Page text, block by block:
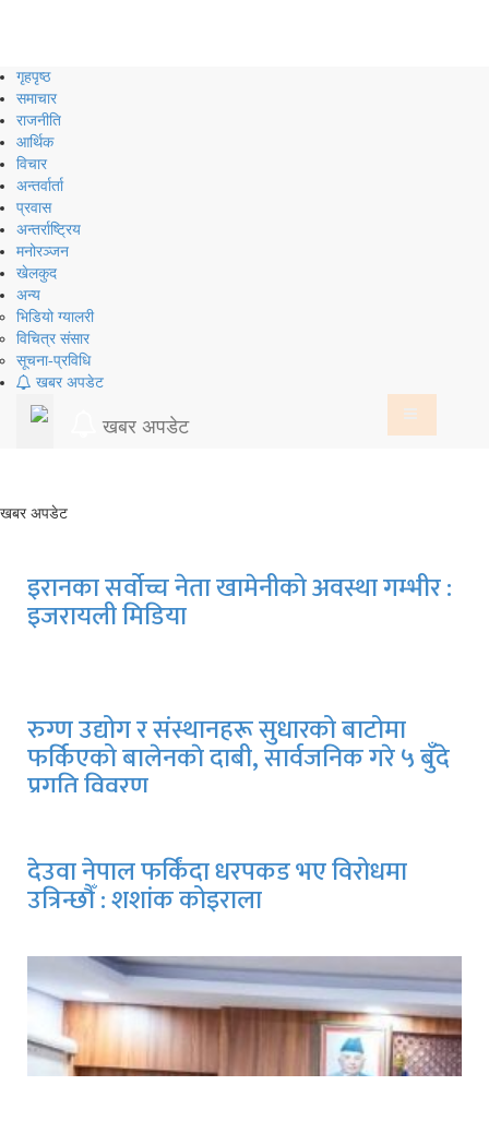
गृहपृष्ठ
समाचार
राजनीति
आर्थिक
विचार
अन्तर्वार्ता
प्रवास
अन्तर्राष्ट्रिय
मनोरञ्जन
खेलकुद
अन्य
भिडियो ग्यालरी
विचित्र संसार
सूचना-प्रविधि
खबर अपडेट
खबर अपडेट
खबर अपडेट
इरानका सर्वोच्च नेता खामेनीको अवस्था गम्भीर :
इजरायली मिडिया
रुग्ण उद्योग र संस्थानहरू सुधारको बाटोमा
फर्किएको बालेनकाे दाबी, सार्वजनिक गरे ५ बुँदे
प्रगति विवरण
देउवा नेपाल फर्किंदा धरपकड भए विरोधमा
उत्रिन्छौँ : शशांक कोइराला